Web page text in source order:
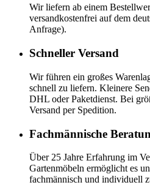
Wir liefern ab einem
versandkostenfrei auf dem
Anfrage).
Schneller Versand
Wir führen ein großes
schnell zu liefern. Kleinere
DHL oder Paketdienst. Bei
Versand per Spedition.
Fachmännische
Über 25 Jahre Erfahrung im
Gartenmöbeln ermöglicht es
fachmännisch und individuell